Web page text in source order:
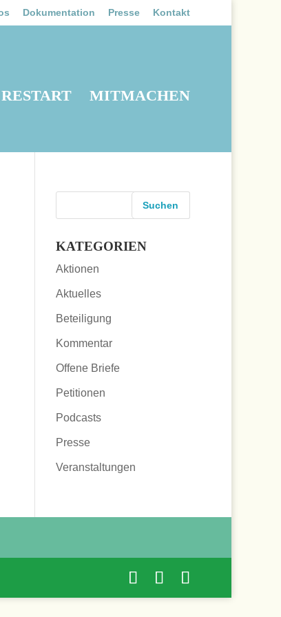
Dokumentation Presse Kontakt
RESTART MITMACHEN
KATEGORIEN
Aktionen
Aktuelles
Beteiligung
Kommentar
Offene Briefe
Petitionen
Podcasts
Presse
Veranstaltungen